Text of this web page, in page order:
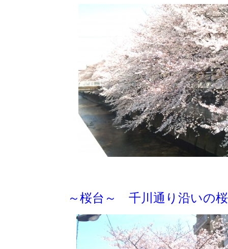
～桜台～ 千川通り沿いの